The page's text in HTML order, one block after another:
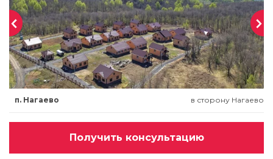
п. Нагаево в сторону Нагаево
Получить консультацию